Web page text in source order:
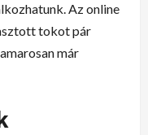
Az online
tokot pár
már